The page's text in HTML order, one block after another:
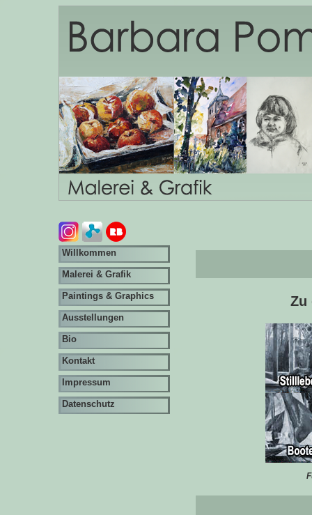
Willkommen
Malerei & Grafik
Paintings & Graphics
Ausstellungen
Bio
Kontakt
Impressum
Datenschutz
Zu